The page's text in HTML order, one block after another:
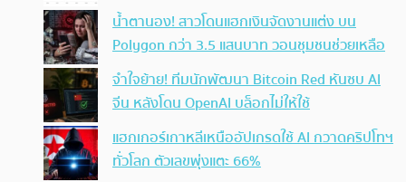
น้ำตานอง! สาวโดนแฮกเงินจัดงานแต่ง บน
Polygon กว่า 3.5 แสนบาท วอนชุมชนช่วยเหลือ
จำใจย้าย! ทีมนักพัฒนา Bitcoin Red หันซบ AI
จีน หลังโดน OpenAI บล็อกไม่ให้ใช้
แฮกเกอร์เกาหลีเหนืออัปเกรดใช้ AI กวาดคริปโทฯ
ทั่วโลก ตัวเลขพุ่งแตะ 66%